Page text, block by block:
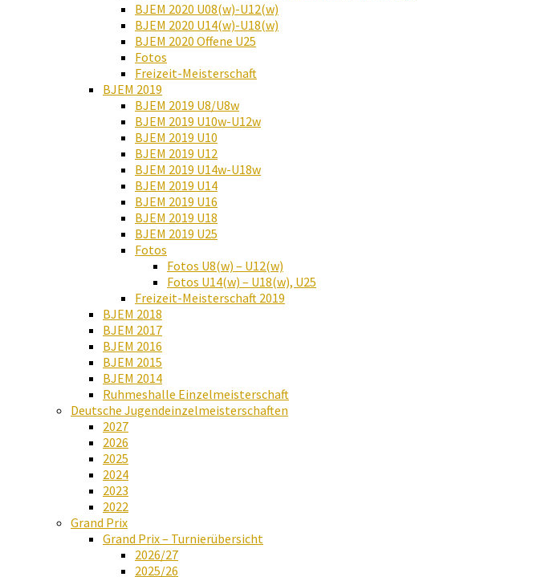
BJEM 2020 U08(w)-U12(w)
BJEM 2020 U14(w)-U18(w)
BJEM 2020 Offene U25
Fotos
Freizeit-Meisterschaft
BJEM 2019
BJEM 2019 U8/U8w
BJEM 2019 U10w-U12w
BJEM 2019 U10
BJEM 2019 U12
BJEM 2019 U14w-U18w
BJEM 2019 U14
BJEM 2019 U16
BJEM 2019 U18
BJEM 2019 U25
Fotos
Fotos U8(w) – U12(w)
Fotos U14(w) – U18(w), U25
Freizeit-Meisterschaft 2019
BJEM 2018
BJEM 2017
BJEM 2016
BJEM 2015
BJEM 2014
Ruhmeshalle Einzelmeisterschaft
Deutsche Jugendeinzelmeisterschaften
2027
2026
2025
2024
2023
2022
Grand Prix
Grand Prix – Turnierübersicht
2026/27
2025/26